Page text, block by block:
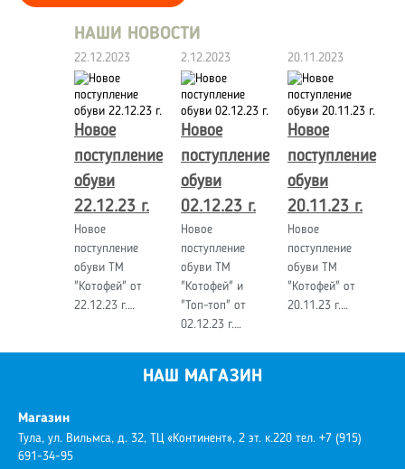
НАШИ НОВОСТИ
22.12.2023
Новое
поступление
обуви
22.12.23 г.
Новое
поступление
обуви ТМ
"Котофей" от
22.12.23 г.…
2.12.2023
Новое
поступление
обуви
02.12.23 г.
Новое
поступление
обуви ТМ
"Котофей" и
"Топ-топ" от
02.12.23 г.…
20.11.2023
Новое
поступление
обуви
20.11.23 г.
Новое
поступление
обуви ТМ
"Котофей" от
20.11.23 г.…
НАШ МАГАЗИН
Магазин
Тула, ул. Вильмса, д. 32, ТЦ «Континент», 2 эт. к.220 тел. +7 (915)
691-34-95